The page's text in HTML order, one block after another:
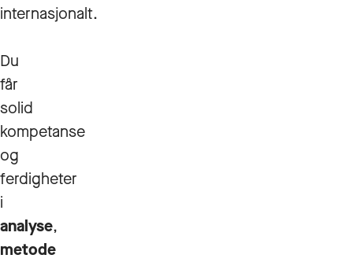
internasjonalt.
Du
får
solid
kompetanse
og
ferdigheter
i
analyse,
metode